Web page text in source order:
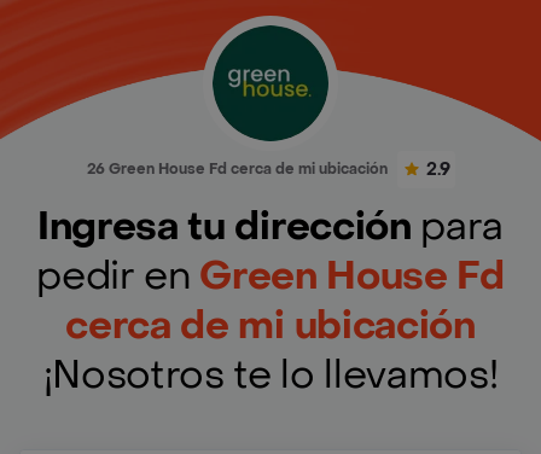
26 Green House Fd cerca de mi ubicación 2.9
Ingresa tu dirección para
pedir en Green House Fd
cerca de mi ubicación
¡Nosotros te lo llevamos!